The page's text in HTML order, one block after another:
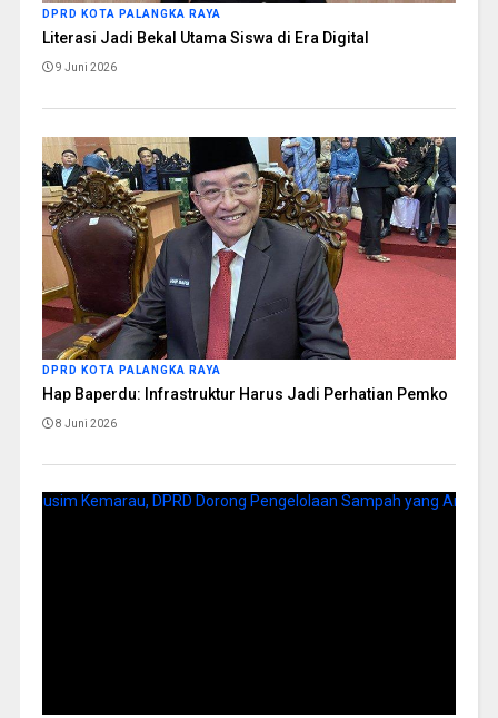
DPRD KOTA PALANGKA RAYA
Literasi Jadi Bekal Utama Siswa di Era Digital
9 Juni 2026
DPRD KOTA PALANGKA RAYA
Hap Baperdu: Infrastruktur Harus Jadi Perhatian Pemko
8 Juni 2026